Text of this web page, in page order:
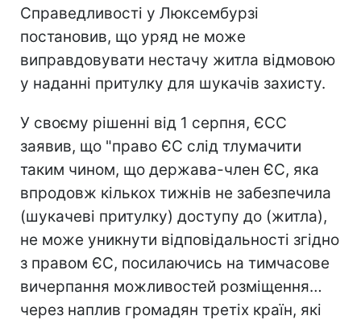
Справедливості у Люксембурзі
постановив, що уряд не може
виправдовувати нестачу житла відмовою
у наданні притулку для шукачів захисту.
У своєму рішенні від 1 серпня, ЄСС
заявив, що "право ЄС слід тлумачити
таким чином, що держава-член ЄС, яка
впродовж кількох тижнів не забезпечила
(шукачеві притулку) доступу до (житла),
не може уникнути відповідальності згідно
з правом ЄС, посилаючись на тимчасове
вичерпання можливостей розміщення…
через наплив громадян третіх країн, які